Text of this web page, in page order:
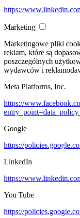
https://
Marketing
Marketingowe pliki
reklam, które są
poszczególnych
wydawców i
Meta Platforms, Inc.
https://
Google
https://
LinkedIn
https://
You Tube
https://